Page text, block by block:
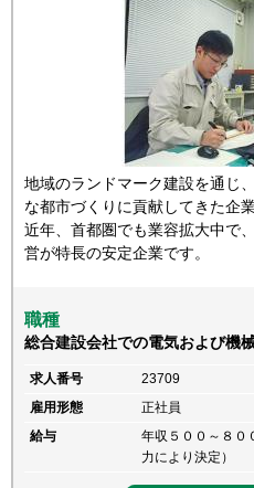
地域のランドマーク建設を通じ
な都市づくりに貢献してきた企
近年、首都圏でも業容拡大中で
営が特長の安定企業です。
職種
総合建設会社での電気および機
求人番号
23709
雇用形態
正社員
給与
年収５００～８０
力により決定）